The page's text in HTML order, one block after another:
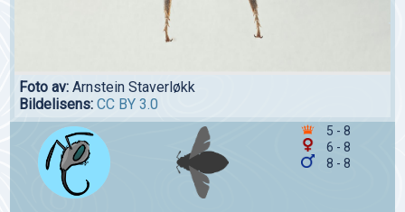
Foto av: Arnstein Staverløkk
Bildelisens: CC BY 3.0
5 - 8
6 - 8
8 - 8